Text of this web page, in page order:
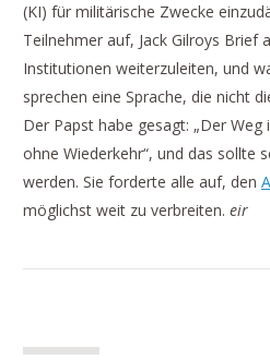
(KI) für militärische Zwecke
Teilnehmer auf, Jack Gilroys Brief
Institutionen weiterzuleiten, und
sprechen eine Sprache, die nicht
Der Papst habe gesagt: „Der Weg
ohne Wiederkehr“, und das sollte
werden. Sie forderte alle auf, den
möglichst weit zu verbreiten. eir